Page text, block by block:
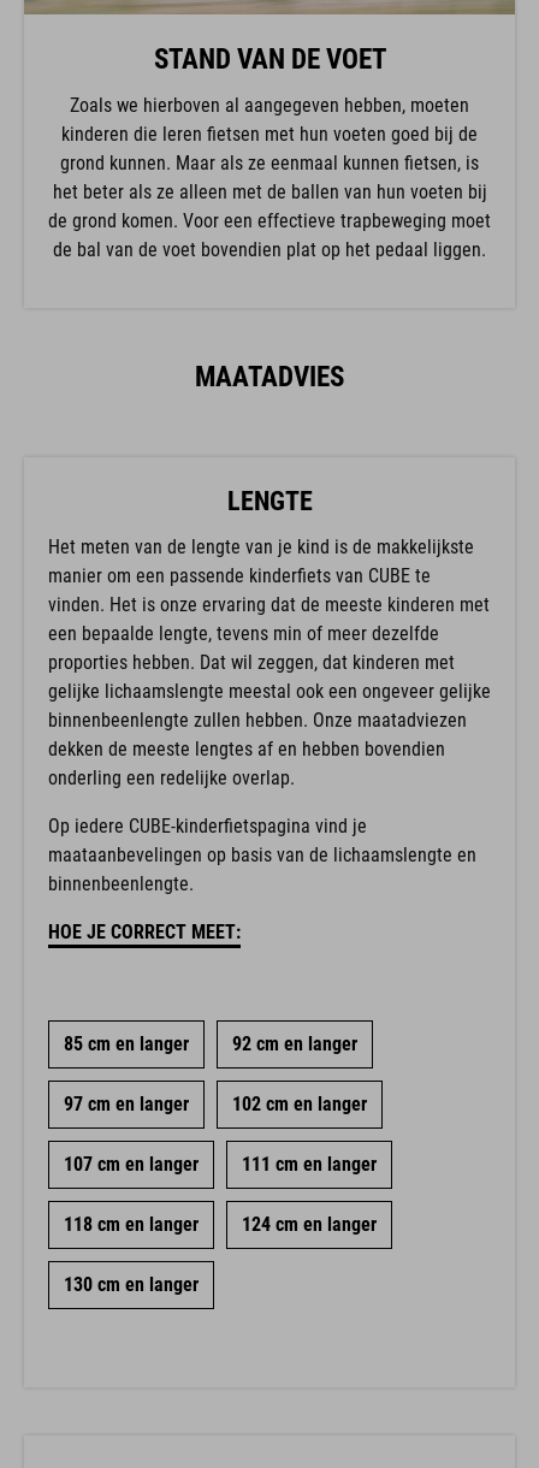
STAND VAN DE VOET
Zoals we hierboven al aangegeven hebben, moeten
kinderen die leren fietsen met hun voeten goed bij de
grond kunnen. Maar als ze eenmaal kunnen fietsen, is
het beter als ze alleen met de ballen van hun voeten bij
de grond komen. Voor een effectieve trapbeweging moet
de bal van de voet bovendien plat op het pedaal liggen.
MAATADVIES
LENGTE
Het meten van de lengte van je kind is de makkelijkste
manier om een passende kinderfiets van CUBE te
vinden. Het is onze ervaring dat de meeste kinderen met
een bepaalde lengte, tevens min of meer dezelfde
proporties hebben. Dat wil zeggen, dat kinderen met
gelijke lichaamslengte meestal ook een ongeveer gelijke
binnenbeenlengte zullen hebben. Onze maatadviezen
dekken de meeste lengtes af en hebben bovendien
onderling een redelijke overlap.
Op iedere CUBE-kinderfietspagina vind je
maataanbevelingen op basis van de lichaamslengte en
binnenbeenlengte.
HOE JE CORRECT MEET:
85 cm en langer 92 cm en langer
97 cm en langer 102 cm en langer
107 cm en langer 111 cm en langer
118 cm en langer 124 cm en langer
130 cm en langer